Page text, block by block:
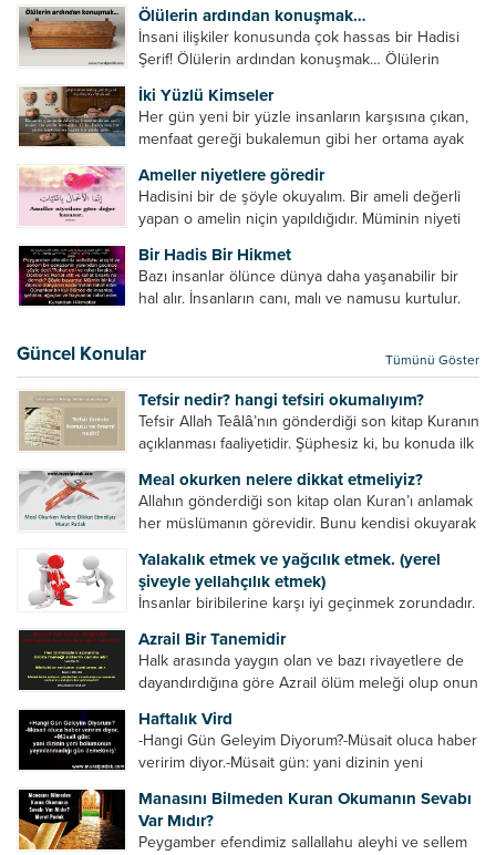
küçümseyeceksiniz. Onların oruçlarını görünce
kendi oruçlarınızı küçümseyeceksiniz. Onların
amellerini görünce kendi amellerinizi
küçümseyeceksiniz. ...
Ölülerin ardından konuşmak…
İnsani ilişkiler konusunda çok hassas bir Hadisi
Şerif! Ölülerin ardından konuşmak… Ölülerin
küfretmek, sövmek, onların günah ve kusurlarını
zikretmek ölüye zarar vermez, fayda da vermez....
İki Yüzlü Kimseler
Her gün yeni bir yüzle insanların karşısına çıkan,
menfaat gereği bukalemun gibi her ortama ayak
insan grubudur. Müminlerin yanında mümin gibi
duran,...
Ameller niyetlere göredir
Hadisini bir de şöyle okuyalım. Bir ameli değerli
yapan o amelin niçin yapıldığıdır. Müminin niyeti
namazın hiçbir değeri yoktur. Gösteriş için
okunan ezanın hiçbir...
Bir Hadis Bir Hikmet
Bazı insanlar ölünce dünya daha yaşanabilir bir
hal alır. İnsanların canı, malı ve namusu kurtulur.
kurtulur. Ağaçlar onun zulmünden kurtulur....
Güncel Konular Tümünü Göster
Tefsir nedir? hangi tefsiri okumalıyım?
Tefsir Allah Teâlâ’nın gönderdiği son kitap Kuranın
açıklanması faaliyetidir. Şüphesiz ki, bu konuda ilk
ayetleri peygamber efendimize soruyor. O da
bunları izah ediyor/tefsir ediyordu. “Biz sana...
Meal okurken nelere dikkat etmeliyiz?
Allahın gönderdiği son kitap olan Kuran’ı anlamak
her müslümanın görevidir. Bunu kendisi okuyarak
yollarla anlamaya çalışmalıdır. Meal nedir? Arapça
bir kelime olan meal;...
Yalakalık etmek ve yağcılık etmek. (yerel
şiveyle yellahçılık etmek)
İnsanlar biribilerine karşı iyi geçinmek zorundadır.
makam gücü, nesep gücü, maddi güç, fiziki güç)
diğer insanları ezebiliyor. Normal şartlarda elinde
bu güçler...
Azrail Bir Tanemidir
Halk arasında yaygın olan ve bazı rivayetlere de
dayandırdığına göre Azrail ölüm meleği olup onun
Azrail tek başına aynı anda binlerce insanın
canını...
Haftalık Vird
-Hangi Gün Geleyim Diyorum?-Müsait oluca haber
veririm diyor.-Müsait gün: yani dizinin yeni
efendinin Haftalık Virdi HAFTALIK VİRD Pazartesi
Günü Hangi VİRD var?20:00 Star TV –...
Manasını Bilmeden Kuran Okumanın Sevabı
Var Mıdır?
Peygamber efendimiz sallallahu aleyhi ve sellem